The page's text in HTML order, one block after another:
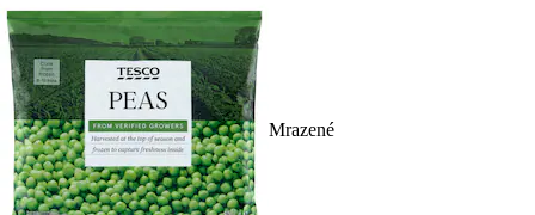
Mrazené